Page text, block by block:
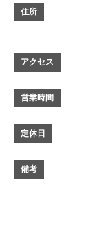
住所
アクセス
営業時間
定休日
備考